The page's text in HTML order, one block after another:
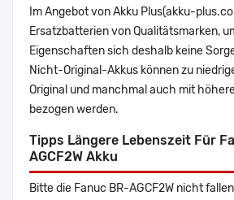
Im Angebot von Akku Plus(akku-
Ersatzbatterien von Qualitätsmarken,
Eigenschaften sich deshalb keine
Nicht-Original-Akkus können zu
Original und manchmal auch mit
bezogen werden.
Tipps Längere Lebenszeit Für
AGCF2W Akku
Bitte die Fanuc BR-AGCF2W nicht